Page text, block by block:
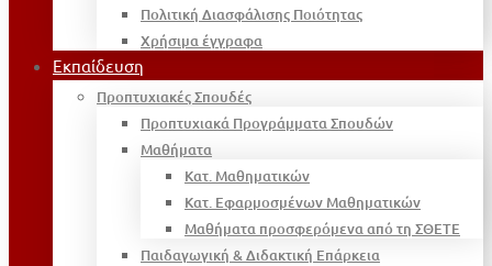
Πολιτική Διασφάλισης Ποιότητας
Χρήσιμα έγγραφα
Εκπαίδευση
Προπτυχιακές Σπουδές
Προπτυχιακά Προγράμματα Σπουδών
Μαθήματα
Κατ. Μαθηματικών
Κατ. Εφαρμοσμένων Μαθηματικών
Μαθήματα προσφερόμενα από τη ΣΘΕΤΕ
Παιδαγωγική & Διδακτική Επάρκεια